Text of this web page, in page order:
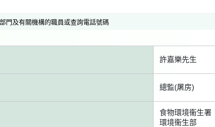
門及有關機構的職員或查詢電話號碼
許嘉樂先生
總監(屠房)
食物環境衞生署
環境衞生部